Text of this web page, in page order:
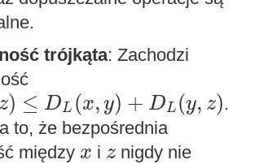
trójkąta: Zachodzi
z) ≤ DL (x, y) + DL (y, z)
)≤DL (x y) L y z)
.
to, że bezpośrednia
między x
x i z
z nigdy nie